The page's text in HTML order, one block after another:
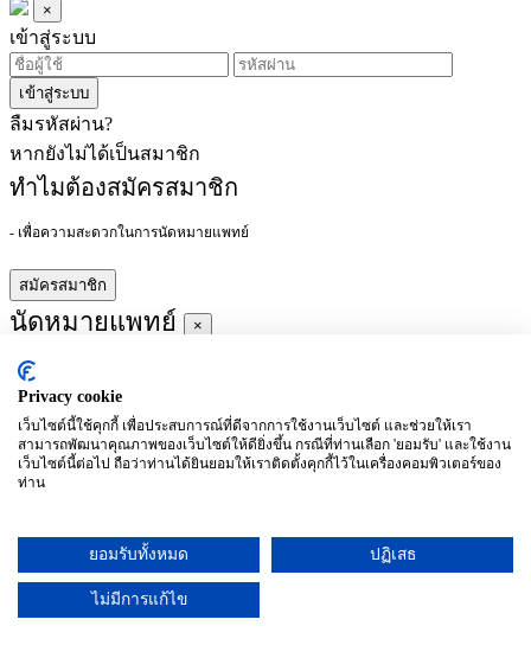
×
เข้าสู่ระบบ
เข้าสู่ระบบ
ลืมรหัสผ่าน?
หากยังไม่ได้เป็นสมาชิก
ทำไมต้องสมัครสมาชิก
- เพื่อความสะดวกในการนัดหมายแพทย์
สมัครสมาชิก
นัดหมายแพทย์ ×
ผู้ชำนาญการ
ประจำ :
อาทิตย์
จันทร์
(27/09)
อังคาร
(28/09)
พุธ
พฤหัสบดี
ศุกร์
เสาร์
Privacy cookie
เว็บไซต์นี้ใช้คุกกี้ เพื่อประสบการณ์ที่ดีจากการใช้งานเว็บไซต์ และช่วยให้เรา
สามารถพัฒนาคุณภาพของเว็บไซต์ให้ดียิ่งขึ้น กรณีที่ท่านเลือก 'ยอมรับ' และใช้งาน
เว็บไซต์นี้ต่อไป ถือว่าท่านได้ยินยอมให้เราติดตั้งคุกกี้ไว้ในเครื่องคอมพิวเตอร์ของ
ท่าน
ยอมรับทั้งหมด ปฏิเสธ
ไม่มีการแก้ไข